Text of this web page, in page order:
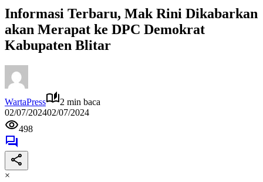
Informasi Terbaru, Mak Rini Dikabarkan
akan Merapat ke DPC Demokrat
Kabupaten Blitar
WartaPress
2 min baca
02/07/202402/07/2024
498
×